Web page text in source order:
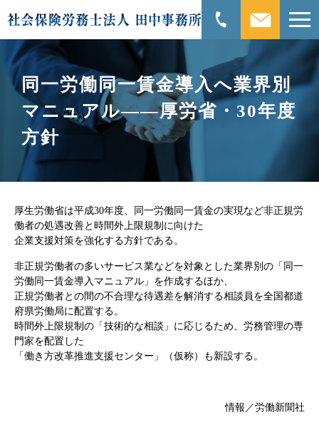
同一労働同一賃金導入へ業界別
マニュアル――厚労省・30年度
方針
厚生労働省は平成30年度、同一労働同一賃金の実現など非正規労
働者の処遇改善と時間外上限規制に向けた
企業支援対策を強化する方針である。
非正規労働者の多いサービス業などを対象とした業界別の「同一
労働同一賃金導入マニュアル」を作成するほか、
正規労働者との間の不合理な待遇差を解消する相談員を全国都道
府県労働局に配置する。
時間外上限規制の「技術的な相談」に応じるため、労務管理の専
門家を配置した
「働き方改革推進支援センター」（仮称）も新設する。
情報／労働新聞社